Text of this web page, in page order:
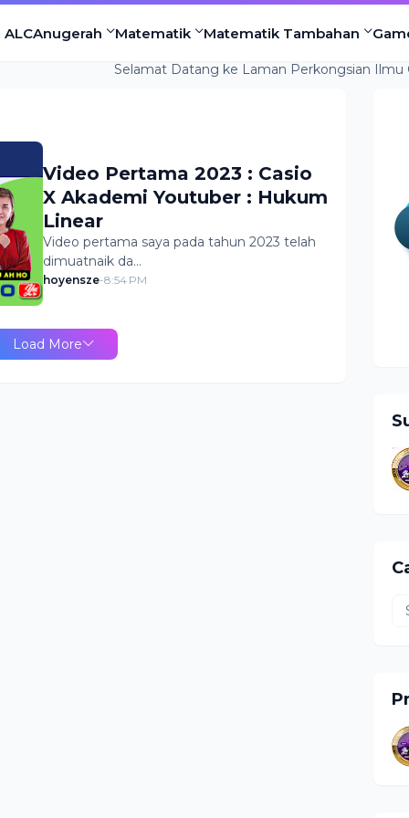
Anugerah Matematik Matematik Tambahan
Selamat Datang ke Laman Perkongsian Ilmu Cikgu Ah
Video Pertama 2023 : Casio
X Akademi Youtuber : Hukum
Linear
Video pertama saya pada tahun 2023 telah
dimuatnaik da…
hoyensze-8:54 PM
Load More